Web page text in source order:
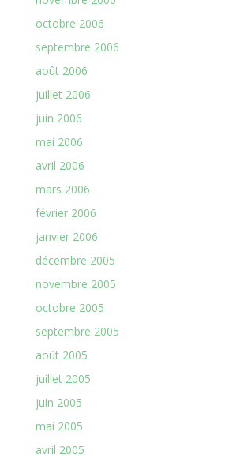
octobre 2006
septembre 2006
août 2006
juillet 2006
juin 2006
mai 2006
avril 2006
mars 2006
février 2006
janvier 2006
décembre 2005
novembre 2005
octobre 2005
septembre 2005
août 2005
juillet 2005
juin 2005
mai 2005
avril 2005